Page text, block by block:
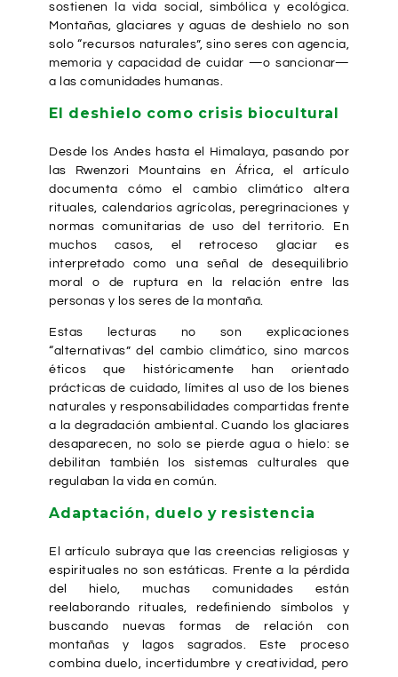
sostienen la vida social, simbólica y ecológica.
Montañas, glaciares y aguas de deshielo no son
solo “recursos naturales”, sino seres con agencia,
memoria y capacidad de cuidar —o sancionar—
a las comunidades humanas.
El deshielo como crisis biocultural
Desde los Andes hasta el Himalaya, pasando por
las
Rwenzori Mountains en África, el artículo
documenta cómo el cambio climático altera
rituales, calendarios agrícolas, peregrinaciones y
normas comunitarias de uso del territorio. En
muchos casos, el retroceso glaciar es
interpretado como una señal de desequilibrio
moral o de ruptura en la relación entre las
personas y los seres de la montaña.
Estas lecturas no son explicaciones
“alternativas” del cambio climático, sino marcos
éticos que históricamente han orientado
prácticas de cuidado, límites al uso de los bienes
naturales y responsabilidades compartidas frente
a la degradación ambiental. Cuando los glaciares
desaparecen, no solo se pierde agua o hielo: se
debilitan también los sistemas culturales que
regulaban la vida en común.
Adaptación, duelo y resistencia
El artículo subraya que las creencias religiosas y
espirituales no son estáticas. Frente a la pérdida
del hielo, muchas comunidades están
reelaborando rituales, redefiniendo símbolos y
buscando nuevas formas de relación con
montañas y lagos sagrados. Este proceso
combina duelo, incertidumbre y creatividad, pero